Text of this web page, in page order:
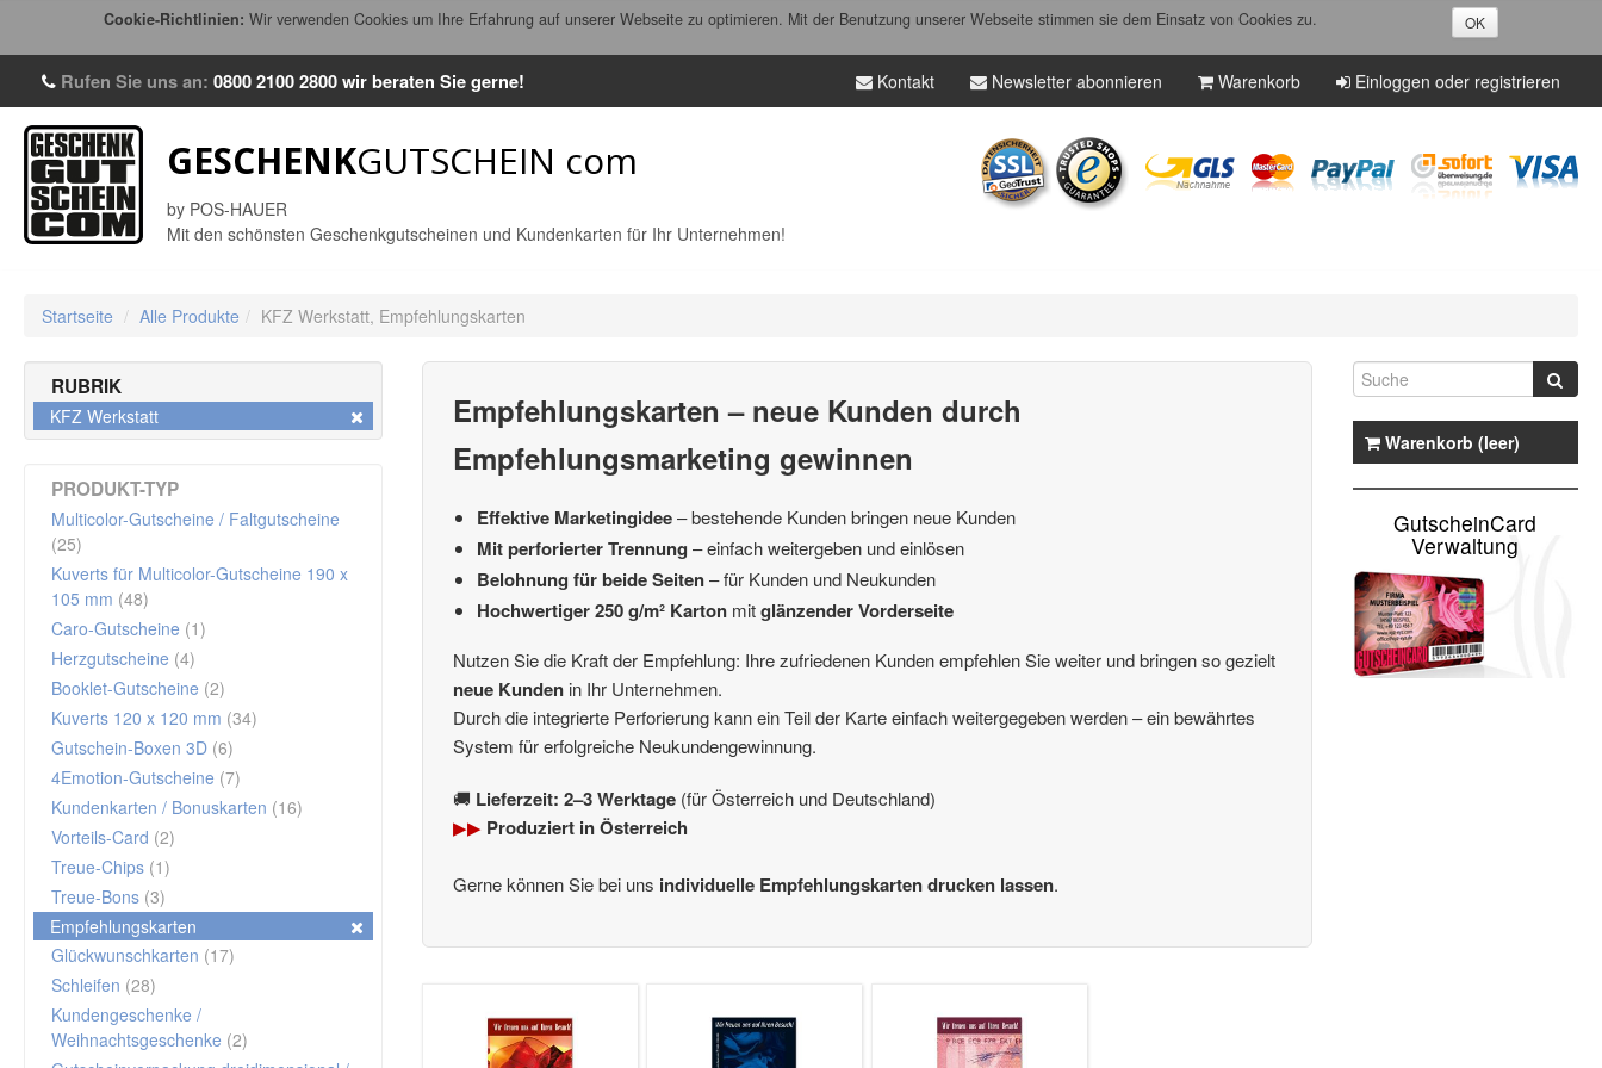
Cookie-Richtlinien: Wir verwenden Cookies um Ihre Erfahrung auf unserer Webseite zu optimieren. Mit der Benutzung unserer Webseite stimmen sie dem Einsatz von Cookies zu. OK
Rufen Sie uns an: 0800 2100 2800wir beraten Sie gerne! Kontakt Newsletter abonnieren Warenkorb Einloggen oder registrieren
GESCHENKGUTSCHEIN com
by POS-HAUER
Mit den schönsten Geschenkgutscheinen und Kundenkarten für Ihr Unternehmen!
Startseite / Alle Produkte / KFZ Werkstatt, Empfehlungskarten
RUBRIK
KFZ Werkstatt
PRODUKT-TYP
Multicolor-Gutscheine / Faltgutscheine
(25)
Kuverts für Multicolor-Gutscheine 190 x
105 mm (48)
Caro-Gutscheine (1)
Herzgutscheine (4)
Booklet-Gutscheine (2)
Kuverts 120 x 120 mm (34)
Gutschein-Boxen 3D (6)
4Emotion-Gutscheine (7)
Kundenkarten / Bonuskarten (16)
Vorteils-Card (2)
Treue-Chips (1)
Treue-Bons (3)
Empfehlungskarten
Glückwunschkarten (17)
Schleifen (28)
Kundengeschenke /
Weihnachtsgeschenke (2)
Empfehlungskarten – neue Kunden durch
Empfehlungsmarketing gewinnen
Effektive Marketingidee– bestehende Kunden bringen neue Kunden
Mit perforierter Trennung – einfach weitergeben und einlösen
Belohnung für beide Seiten– für Kunden und Neukunden
Hochwertiger 250 g/m² Karton mitglänzender Vorderseite
Nutzen Sie die Kraft der Empfehlung: Ihre zufriedenen Kunden empfehlen Sie weiter und bringen so gezielt
neue Kunden in Ihr Unternehmen.
Durch die integrierte Perforierung kann ein Teil der Karte einfach weitergegeben werden – ein bewährtes
System für erfolgreiche Neukundengewinnung.
🚚 Lieferzeit: 2–3 Werktage (für Österreich und Deutschland)
▶▶ Produziert in Österreich
Gerne können Sie bei uns individuelle Empfehlungskarten drucken lassen.
Warenkorb (leer)
GutscheinCard
Verwaltung